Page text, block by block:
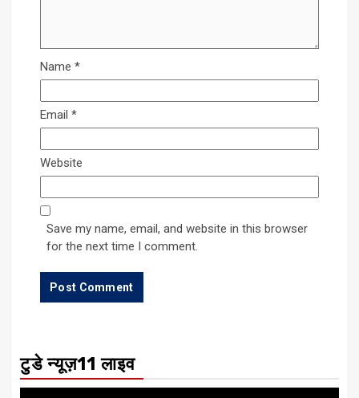
Name *
Email *
Website
Save my name, email, and website in this browser
for the next time I comment.
टुडे न्यूज़11 लाइव